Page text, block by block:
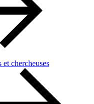
chercheuses